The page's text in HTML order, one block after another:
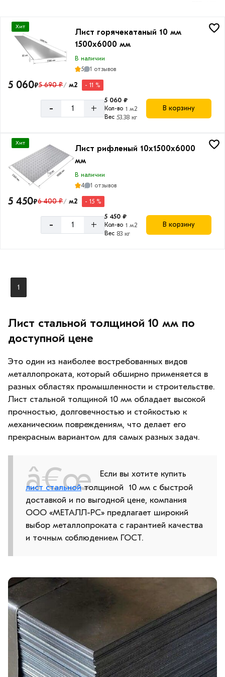
Хит
Лист горячекатаный 10 мм
1500х6000 мм
В наличии
5
1 отзывов
5 060₽5 690 ₽/ м2 - 11 %
- +
5 060 ₽
Кол-во 1 м2
Вес 53.38 кг
В корзину
Хит
Лист рифленый 10х1500х6000
мм
В наличии
4
1 отзывов
5 450₽6 400 ₽/ м2 - 15 %
- +
5 450 ₽
Кол-во 1 м2
Вес 83 кг
В корзину
1
Лист стальной толщиной 10 мм по
доступной цене
Это один из наиболее востребованных видов
металлопроката, который обширно применяется в
разных областях промышленности и строительстве.
Лист стальной толщиной 10 мм обладает высокой
прочностью, долговечностью и стойкостью к
механическим повреждениям, что делает его
прекрасным вариантом для самых разных задач.
Если вы хотите купить
лист стальнойтолщиной 10 мм с быстрой
доставкой и по выгодной цене, компания
ООО «МЕТАЛЛ-РС» предлагает широкий
выбор металлопроката с гарантией качества
и точным соблюдением ГОСТ.